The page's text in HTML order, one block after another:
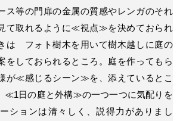
ス等の門扉の金属の質感やレンガのそれ
て取れるように≪視点≫を決めておられ
は フォト樹木を用いて樹木越しに庭の
をしておられるところ。庭を作ってもら
が≪感じるシーン≫を、添えているとこ
≪1日の庭と外構≫の一つ一つに気配りを
ションは清々しく、説得力がありまし